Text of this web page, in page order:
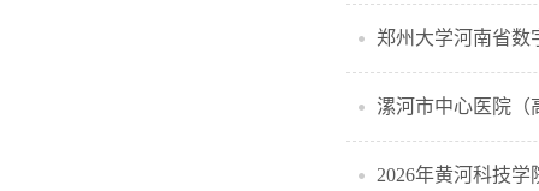
郑州大学河南省数
漯河市中心医院（
2026年黄河科技